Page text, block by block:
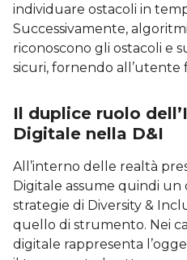
individuare ostacoli in
Successivamente,
riconoscono gli ostacoli e
sicuri, fornendo all’utente
Il duplice ruolo
Digitale nella D&I
All’interno delle realtà
Digitale assume quindi
strategie di Diversity &
quello di strumento. Nei
digitale rappresenta